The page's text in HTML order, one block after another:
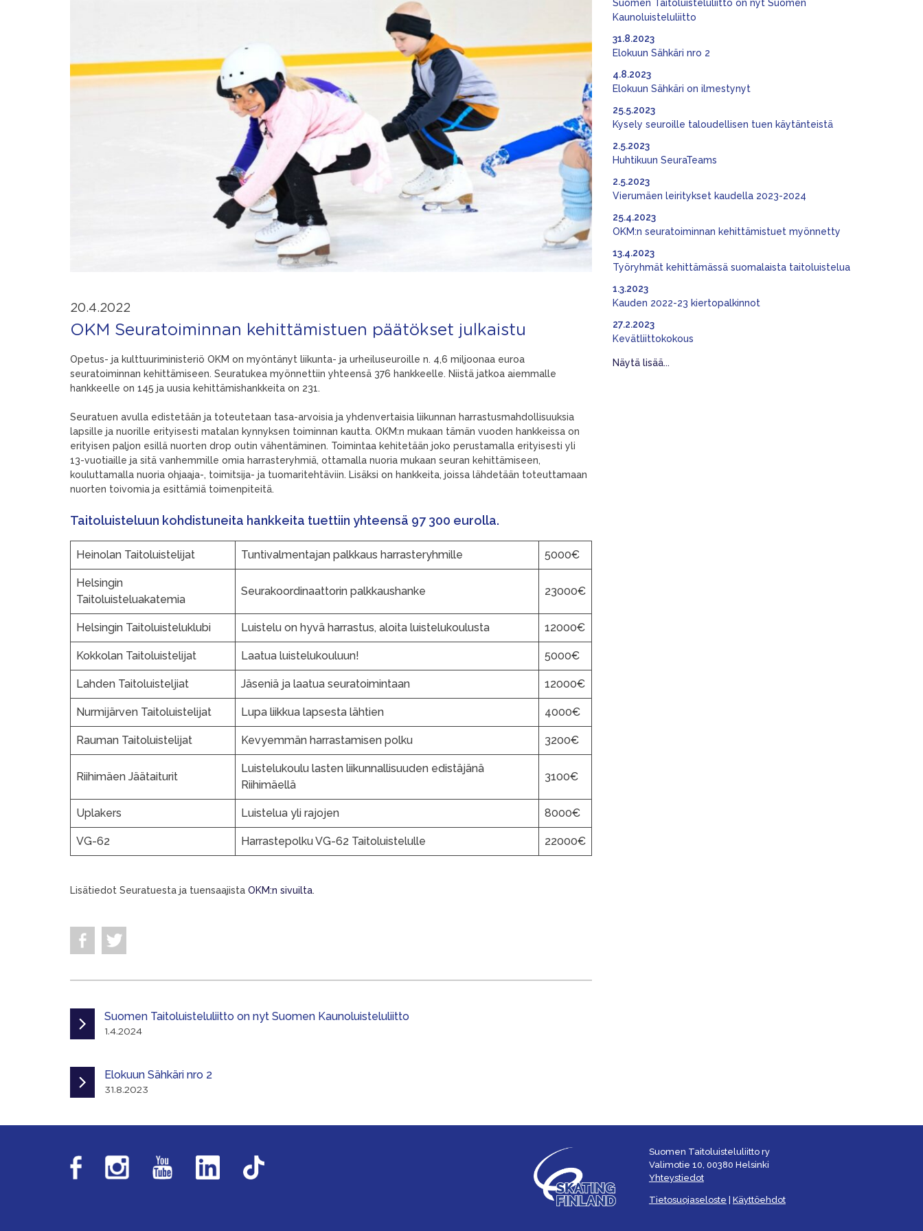
20.4.2022
OKM Seuratoiminnan kehittämistuen päätökset julkaistu
Opetus- ja kulttuuriministeriö OKM on myöntänyt liikunta- ja urheiluseuroille n. 4,6 miljoonaa euroa
seuratoiminnan kehittämiseen. Seuratukea myönnettiin yhteensä 376 hankkeelle. Niistä jatkoa aiemmalle
hankkeelle on 145 ja uusia kehittämishankkeita on 231.
Seuratuen avulla edistetään ja toteutetaan tasa-arvoisia ja yhdenvertaisia liikunnan harrastusmahdollisuuksia
lapsille ja nuorille erityisesti matalan kynnyksen toiminnan kautta. OKM:n mukaan tämän vuoden hankkeissa on
erityisen paljon esillä nuorten drop outin vähentäminen. Toimintaa kehitetään joko perustamalla erityisesti yli
13-vuotiaille ja sitä vanhemmille omia harrasteryhmiä, ottamalla nuoria mukaan seuran kehittämiseen,
kouluttamalla nuoria ohjaaja-, toimitsija- ja tuomaritehtäviin. Lisäksi on hankkeita, joissa lähdetään toteuttamaan
nuorten toivomia ja esittämiä toimenpiteitä.
Taitoluisteluun kohdistuneita hankkeita tuettiin yhteensä 97 300 eurolla.
Heinolan Taitoluistelijat Tuntivalmentajan palkkaus harrasteryhmille 5000€
Helsingin
Taitoluisteluakatemia
Seurakoordinaattorin palkkaushanke 23000€
Helsingin Taitoluisteluklubi Luistelu on hyvä harrastus, aloita luistelukoulusta 12000€
Kokkolan Taitoluistelijat Laatua luistelukouluun! 5000€
Lahden Taitoluisteljiat Jäseniä ja laatua seuratoimintaan 12000€
Nurmijärven Taitoluistelijat Lupa liikkua lapsesta lähtien 4000€
Rauman Taitoluistelijat Kevyemmän harrastamisen polku 3200€
Riihimäen Jäätaiturit
Luistelukoulu lasten liikunnallisuuden edistäjänä
Riihimäellä
3100€
Uplakers Luistelua yli rajojen 8000€
VG-62 Harrastepolku VG-62 Taitoluistelulle 22000€
Lisätiedot Seuratuesta ja tuensaajista OKM:n sivuilta.
Suomen Taitoluisteluliitto on nyt Suomen Kaunoluisteluliitto
1.4.2024
Elokuun Sähkäri nro 2
31.8.2023
Suomen Taitoluisteluliitto on nyt Suomen
Kaunoluisteluliitto
Elokuun Sähkäri nro 2
31.8.2023
Elokuun Sähkäri on ilmestynyt
4.8.2023
Kysely seuroille taloudellisen tuen käytänteistä
25.5.2023
Huhtikuun SeuraTeams
2.5.2023
Vierumäen leiritykset kaudella 2023-2024
2.5.2023
OKM:n seuratoiminnan kehittämistuet myönnetty
25.4.2023
Työryhmät kehittämässä suomalaista taitoluistelua
13.4.2023
Kauden 2022-23 kiertopalkinnot
1.3.2023
Kevätliittokokous
27.2.2023
Näytä lisää...
Suomen Taitoluisteluliitto ry
Valimotie 10, 00380 Helsinki
Yhteystiedot
Tietosuojaseloste Käyttöehdot